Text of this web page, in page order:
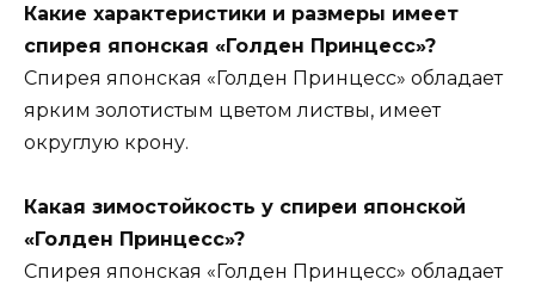
Какие характеристики и размеры имеет
спирея японская «Голден Принцесс»?
Спирея японская «Голден Принцесс» обладает
ярким золотистым цветом листвы, имеет
округлую крону.
Какая зимостойкость у спиреи японской
«Голден Принцесс»?
Спирея японская «Голден Принцесс» обладает